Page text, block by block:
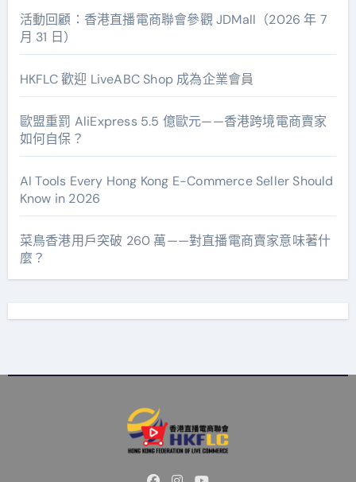
活動回顧：香港直播電商聯會參觀 JDMall（2026 年 7
月 31 日）
HKFLC 歡迎 LiveABC Shop 成為企業會員
歐盟重罰 AliExpress 5.5 億歐元——香港跨境電商賣家
如何自保？
AI Tools Every Hong Kong E-Commerce Seller Should
Know in 2026
菜鳥香港用戶突破 260 萬——對直播電商賣家意味著什
麼？